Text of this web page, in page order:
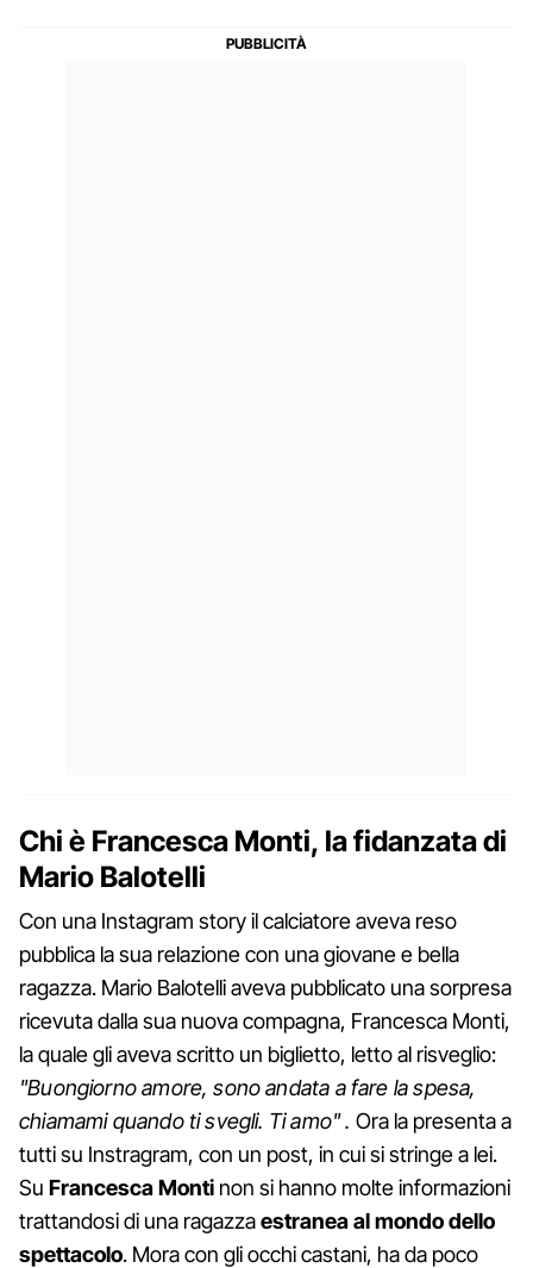
Chi è Francesca Monti, la fidanzata di
Mario Balotelli
Con una Instagram story il calciatore aveva reso
pubblica la sua relazione con una giovane e bella
ragazza. Mario Balotelli aveva pubblicato una sorpresa
ricevuta dalla sua nuova compagna, Francesca Monti,
la quale gli aveva scritto un biglietto, letto al risveglio:
"Buongiorno amore, sono andata a fare la spesa,
chiamami quando ti svegli. Ti amo" . Ora la presenta a
tutti su Instragram, con un post, in cui si stringe a lei.
Su FrancescaMonti non si hanno molte informazioni
trattandosi di una ragazzaestranea al mondo dello
spettacolo. Mora con gli occhi castani, ha da poco